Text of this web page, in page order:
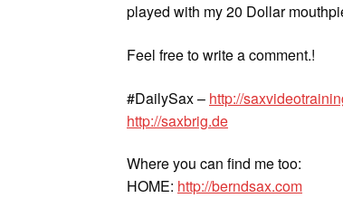
played with my 20 Dollar
Feel free to write a comment.!
#DailySax – http://
http://saxbrig.de
Where you can find me too:
HOME: http://berndsax.com